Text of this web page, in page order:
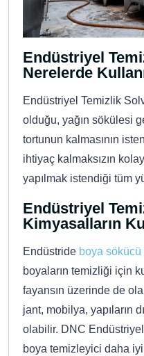
Endüstriyel
Nerelerde
Endüstriyel Temizlik
olduğu, yağın sökülesi
tortunun kalmasının
ihtiyaç kalmaksızın
yapılmak istendiği tüm
Endüstriyel
Kimyasalların
Endüstride boya sökücü
boyaların temizliği için
fayansın üzerinde de
jant, mobilya, yapıların
olabilir. DNC
boya temizleyici daha